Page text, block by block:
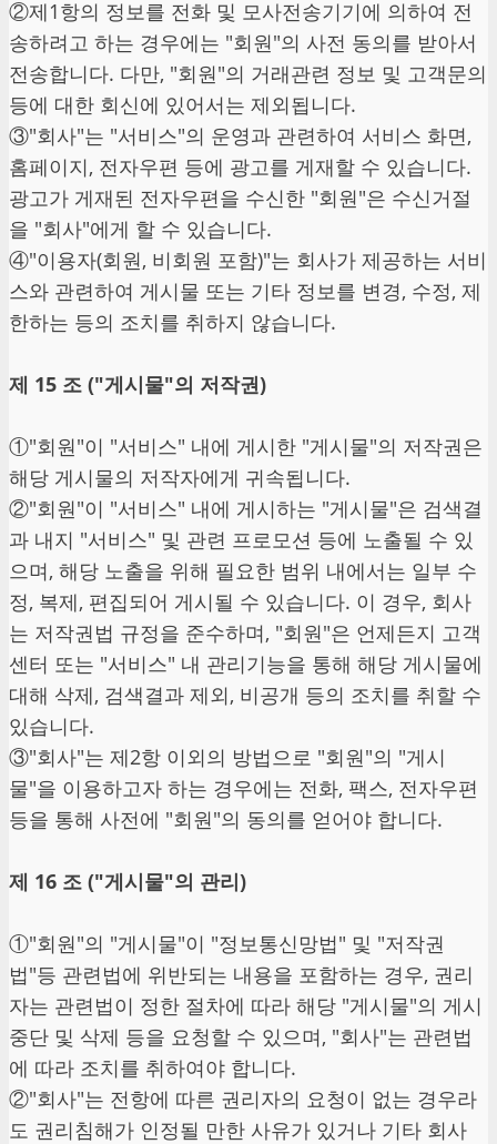
②제1항의 정보를 전화 및 모사전송기기에 의하여 전
송하려고 하는 경우에는 "회원"의 사전 동의를 받아서
전송합니다. 다만, "회원"의 거래관련 정보 및 고객문의
등에 대한 회신에 있어서는 제외됩니다.
③"회사"는 "서비스"의 운영과 관련하여 서비스 화면,
홈페이지, 전자우편 등에 광고를 게재할 수 있습니다.
광고가 게재된 전자우편을 수신한 "회원"은 수신거절
을 "회사"에게 할 수 있습니다.
④"이용자(회원, 비회원 포함)"는 회사가 제공하는 서비
스와 관련하여 게시물 또는 기타 정보를 변경, 수정, 제
한하는 등의 조치를 취하지 않습니다.
제 15 조 ("게시물"의 저작권)
①"회원"이 "서비스" 내에 게시한 "게시물"의 저작권은
해당 게시물의 저작자에게 귀속됩니다.
②"회원"이 "서비스" 내에 게시하는 "게시물"은 검색결
과 내지 "서비스" 및 관련 프로모션 등에 노출될 수 있
으며, 해당 노출을 위해 필요한 범위 내에서는 일부 수
정, 복제, 편집되어 게시될 수 있습니다. 이 경우, 회사
는 저작권법 규정을 준수하며, "회원"은 언제든지 고객
센터 또는 "서비스" 내 관리기능을 통해 해당 게시물에
대해 삭제, 검색결과 제외, 비공개 등의 조치를 취할 수
있습니다.
③"회사"는 제2항 이외의 방법으로 "회원"의 "게시
물"을 이용하고자 하는 경우에는 전화, 팩스, 전자우편
등을 통해 사전에 "회원"의 동의를 얻어야 합니다.
제 16 조 ("게시물"의 관리)
①"회원"의 "게시물"이 "정보통신망법" 및 "저작권
법"등 관련법에 위반되는 내용을 포함하는 경우, 권리
자는 관련법이 정한 절차에 따라 해당 "게시물"의 게시
중단 및 삭제 등을 요청할 수 있으며, "회사"는 관련법
에 따라 조치를 취하여야 합니다.
②"회사"는 전항에 따른 권리자의 요청이 없는 경우라
도 권리침해가 인정될 만한 사유가 있거나 기타 회사